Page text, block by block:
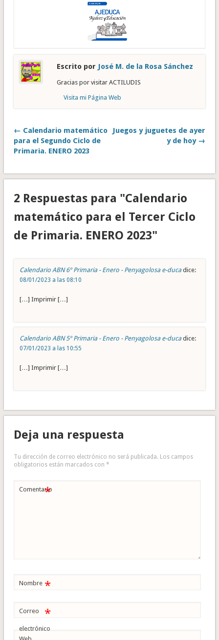
Escrito por José M. de la Rosa Sánchez
Gracias por visitar ACTILUDIS
Visita mi Página Web
← Calendario matemático
para el Segundo Ciclo de
Primaria. ENERO 2023
Juegos y juguetes de ayer
y de hoy →
2 Respuestas para "Calendario
matemático para el Tercer Ciclo
de Primaria. ENERO 2023"
Calendario ABN 6º Primaria - Enero - Penyagolosa e-duca dice:
08/01/2023 a las 08:10
[…] Imprimir […]
Calendario ABN 5º Primaria - Enero - Penyagolosa e-duca dice:
07/01/2023 a las 10:55
[…] Imprimir […]
Deja una respuesta
Tu dirección de correo electrónico no será publicada. Los campos
obligatorios están marcados con *
Comentario
*
Nombre *
Correo
electrónico
*